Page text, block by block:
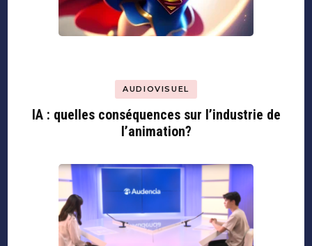
AUDIOVISUEL
IA : quelles conséquences sur l’industrie de
l’animation?